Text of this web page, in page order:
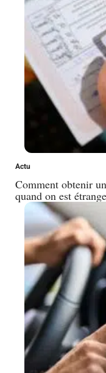
Actu
Comment obtenir
quand on est